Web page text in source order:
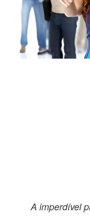
A imperdível